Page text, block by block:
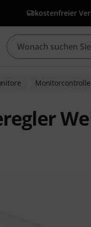
kostenfreier